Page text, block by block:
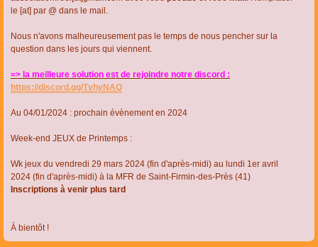
le [at] par @ dans le mail.
Nous n'avons malheureusement pas le temps de nous pencher sur la
question dans les jours qui viennent.
=> la meilleure solution est de rejoindre notre discord :
https://discord.gg/TvhyNAQ
Au 04/01/2024 : prochain évènement en 2024
Week-end JEUX de Printemps :
Wk jeux du vendredi 29 mars 2024 (fin d'après-midi) au lundi 1er avril
2024 (fin d'après-midi) à la MFR de Saint-Firmin-des-Près (41)
Inscriptions à venir plus tard
À bientôt !